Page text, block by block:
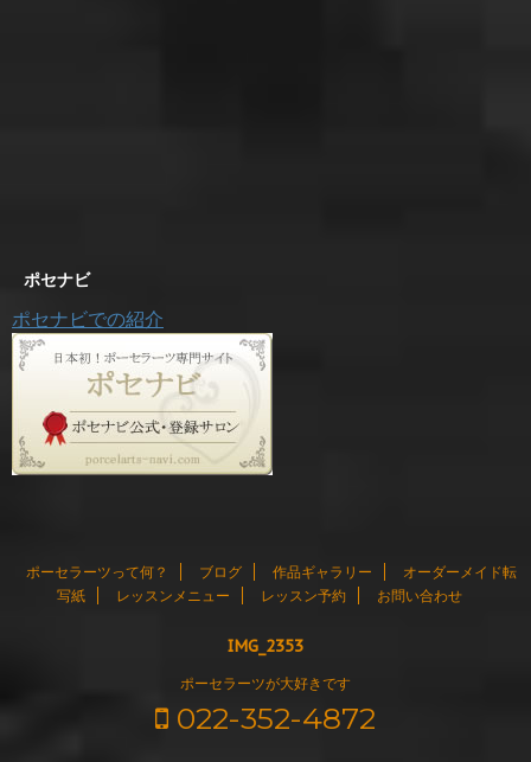
ポセナビ
ポセナビでの紹介
ポーセラーツって何？ ブログ 作品ギャラリー
オーダーメイド転
写紙
レッスンメニュー レッスン予約 お問い合わせ
IMG_2353
ポーセラーツが大好きです
022-352-4872